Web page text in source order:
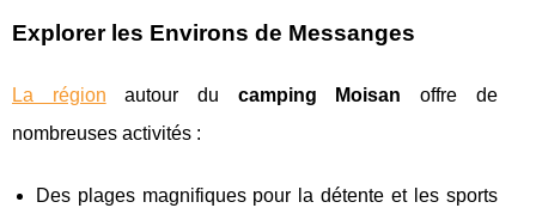
Explorer les Environs de Messanges
La région autour du camping Moisan offre de
nombreuses activités :
Des plages magnifiques pour la détente et les sports